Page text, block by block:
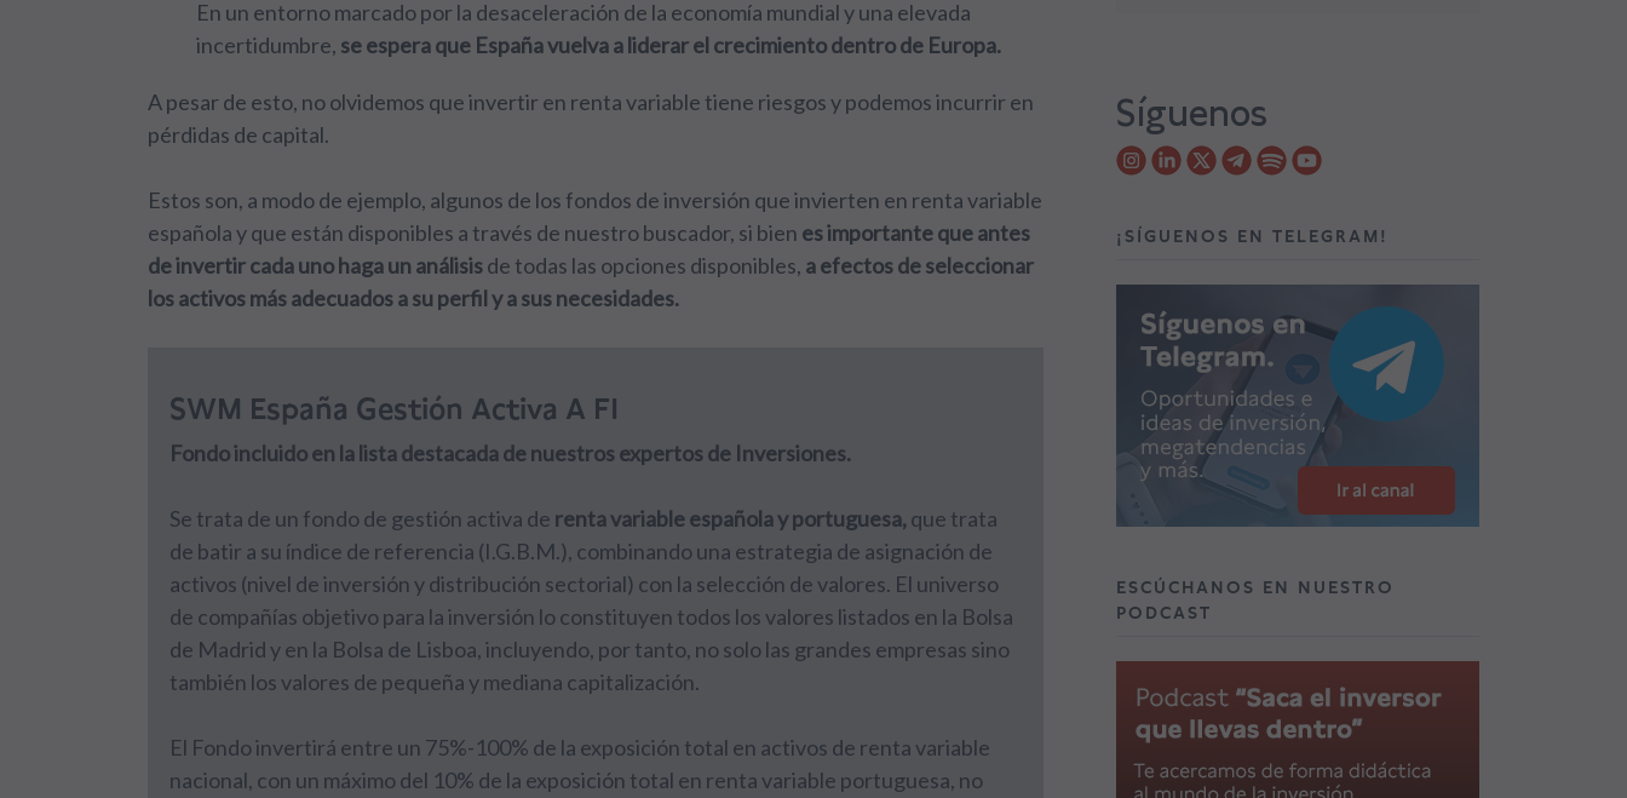
En un entorno marcado por la desaceleración de la economía mundial y una elevada
incertidumbre, se espera que España vuelva a liderar el crecimiento dentro de Europa.
A pesar de esto, no olvidemos que invertir en renta variable tiene riesgos y podemos incurrir en
pérdidas de capital.
Estos son, a modo de ejemplo, algunos de los fondos de inversión que invierten en renta variable
española y que están disponibles a través de nuestro buscador, si bien es importante que antes
de invertir cada uno haga un análisisde todas las opciones disponibles, a efectos de seleccionar
los activos más adecuados a su perfil y a sus necesidades.
SWM España Gestión Activa A FI
Fondo incluido en la lista destacada de nuestros expertos de Inversiones.
Se trata de un fondo de gestión activa de renta variable española y portuguesa,que trata
de batir a su índice de referencia (I.G.B.M.), combinando una estrategia de asignación de
activos (nivel de inversión y distribución sectorial) con la selección de valores. El universo
de compañías objetivo para la inversión lo constituyen todos los valores listados en la Bolsa
de Madrid y en la Bolsa de Lisboa, incluyendo, por tanto, no solo las grandes empresas sino
también los valores de pequeña y mediana capitalización.
El Fondo invertirá entre un 75%-100% de la exposición total en activos de renta variable
nacional, con un máximo del 10% de la exposición total en renta variable portuguesa, no
Síguenos
¡SÍGUENOS EN TELEGRAM!
ESCÚCHANOS EN NUESTRO
PODCAST